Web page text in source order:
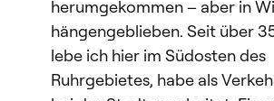
herumgekommen – aber in
hängengeblieben. Seit über
lebe ich hier im Südosten des
Ruhrgebietes, habe als